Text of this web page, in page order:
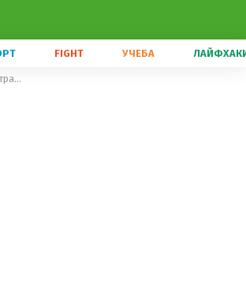
FIGHT УЧЕБА
Невероятное море, бункеры Ходжи и копеечные цены: почему Албания сейчас – самая интересная страна Балкан